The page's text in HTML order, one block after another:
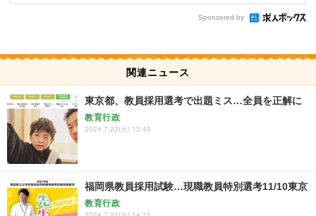
Sponsored by
関連ニュース
東京都、教員採用選考で出題ミス…全員を正解に
教育行政
2024.7.23(火) 13:45
福岡県教員採用試験…現職教員特別選考11/10東京
教育行政